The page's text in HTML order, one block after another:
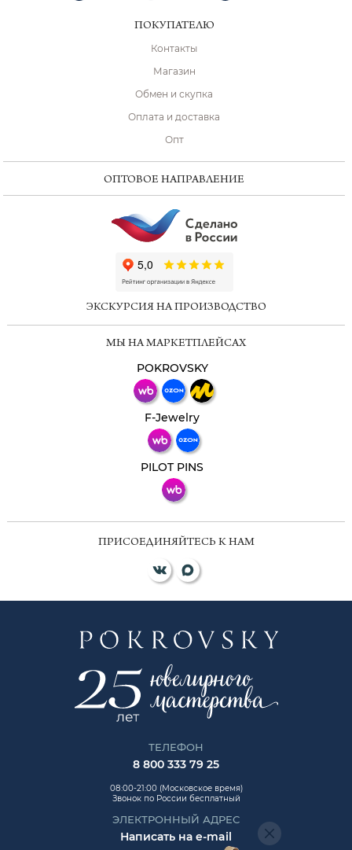
ПОКУПАТЕЛЮ
Контакты
Магазин
Обмен и скупка
Оплата и доставка
Опт
ОПТОВОЕ НАПРАВЛЕНИЕ
ЭКСКУРСИЯ НА ПРОИЗВОДСТВО
МЫ НА МАРКЕТПЛЕЙСАХ
POKROVSKY
F-Jewelry
PILOT PINS
ПРИСОЕДИНЯЙТЕСЬ К НАМ
ТЕЛЕФОН
8 800 333 79 25
08:00-21:00 (Московское время)
Звонок по России бесплатный
ЭЛЕКТРОННЫЙ АДРЕС
Написать на e-mail